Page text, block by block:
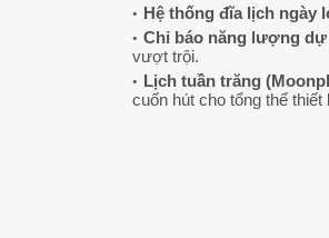
Hệ thống đĩa lịch ngày
Chỉ báo năng lượng
vượt trội.
Lịch tuần trăng
cuốn hút cho tổng thể thiết